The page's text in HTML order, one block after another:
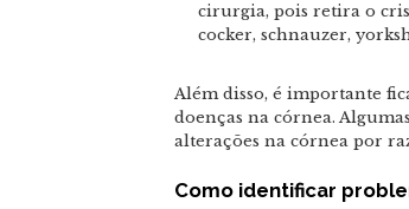
cirurgia, pois retira o
cocker, schnauzer,
Além disso, é importante
doenças na córnea.
alterações na córnea por
Como identificar